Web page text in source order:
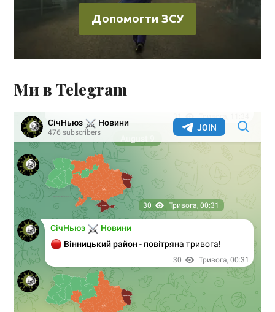
Допомогти ЗСУ
Ми в Telegram